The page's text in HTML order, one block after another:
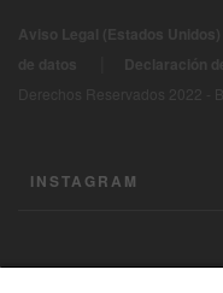
INSTAGRAM